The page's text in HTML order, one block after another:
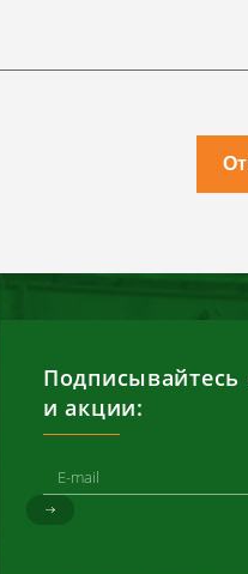
Подписывайтесь
и акции: